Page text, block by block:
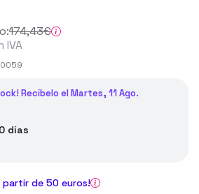
174,43€
IVA
Recíbelo el Martes, 11 Ago.
días
partir de 50 euros!